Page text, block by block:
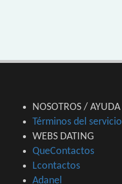
NOSOTROS / AYUDA
Términos del servicio
WEBS DATING
QueContactos
Lcontactos
Adanel